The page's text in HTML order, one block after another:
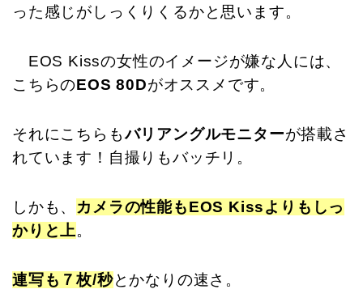
った感じがしっくりくるかと思います。
EOS Kissの女性のイメージが嫌な人には、
こちらのEOS 80Dがオススメです。
それにこちらもバリアングルモニターが搭載さ
れています！自撮りもバッチリ。
しかも、 カメラの性能もEOS Kissよりもしっ
かりと上。
連写も７枚/秒とかなりの速さ。